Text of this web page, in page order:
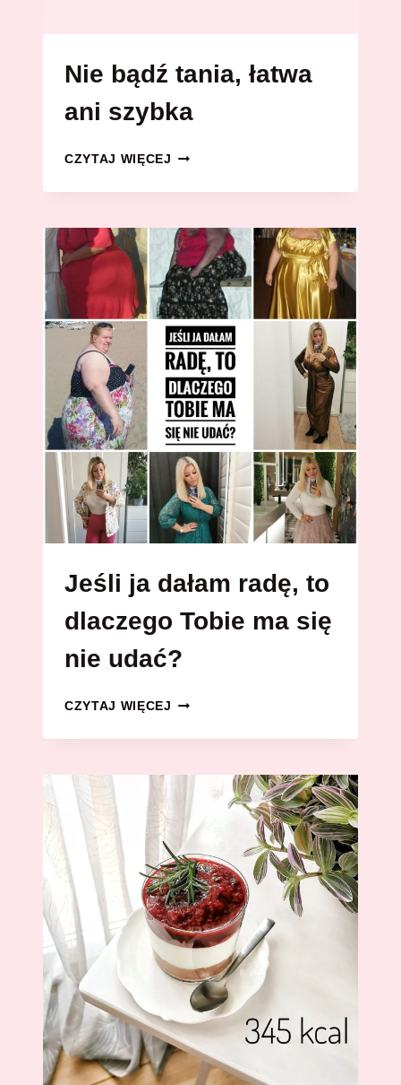
Nie bądź tania, łatwa
ani szybka
CZYTAJ WIĘCEJ NIE
TANIA,
ANI
SZYBKA
Jeśli ja dałam radę, to
dlaczego Tobie ma się
nie udać?
CZYTAJ WIĘCEJ JEŚLI
DAŁAM
TO
DLACZEGO
TOBIE
MA
SIĘ
NIE
UDAĆ?